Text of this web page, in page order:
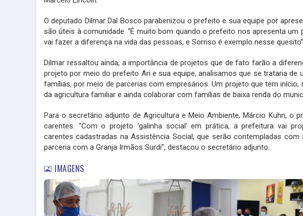
O deputado Dilmar Dal Bosco parabenizou o prefeito e sua equipe por
são úteis à comunidade. “É muito bom quando o prefeito nos apresenta um
vai fazer a diferença na vida das pessoas, e Sorriso é exemplo nesse
Dilmar ressaltou ainda, a importância de projetos que de fato farão a
projeto por meio do prefeito Ari e sua equipe, analisamos que se trataria de
famílias, por meio de parcerias com empresários. Um projeto que tem início,
da agricultura familiar e ainda colaborar com famílias de baixa renda do
Para o secretário adjunto de Agricultura e Meio Ambiente, Márcio Kuhn, o
carentes. “Com o projeto ‘galinha social’ em prática, a prefeitura vai
carentes cadastradas na Assistência Social, que serão contempladas
parceria com a Granja Irmãos Surdi”, destacou o secretário adjunto.
IMAGENS